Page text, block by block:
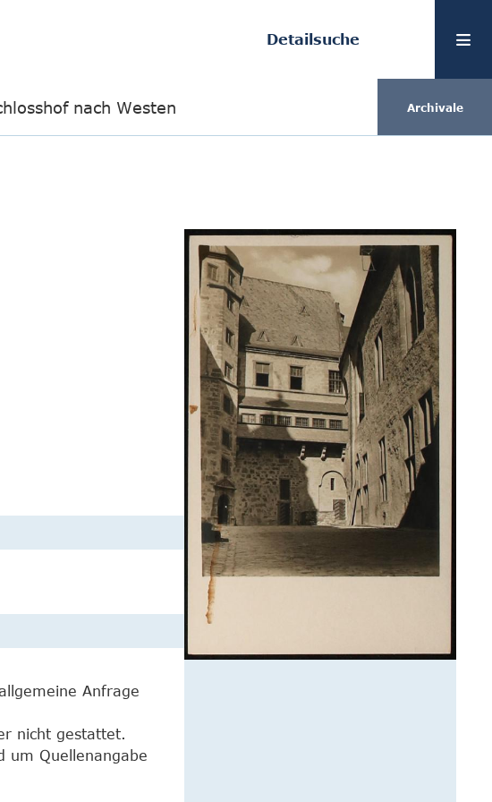
Detailsuche
nach Westen Archivale
Anfrage
nicht gestattet.
um Quellenangabe